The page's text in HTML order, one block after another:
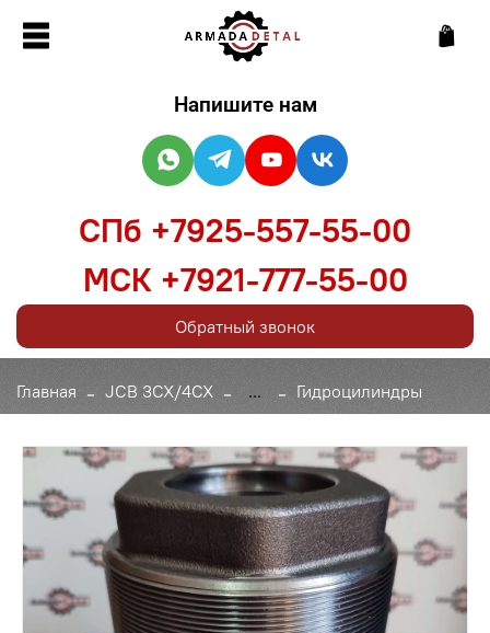
Главная JCB 3CX/4CX ... Гидроцилиндры
Напишите нам
СПб +7925-557-55-00
МСК +7921-777-55-00
Обратный звонок